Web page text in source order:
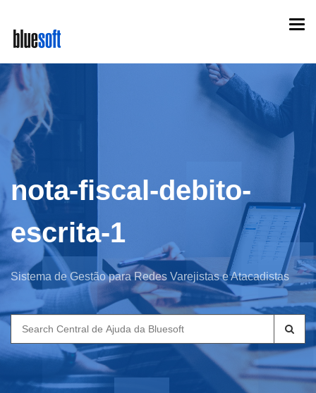
main
content
nota-fiscal-debito-
escrita-1
Sistema de Gestão para Redes Varejistas e Atacadistas
Search
for: